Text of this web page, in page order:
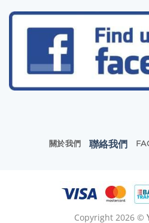
關於我們 聯絡我們
Copyright 2026 ©